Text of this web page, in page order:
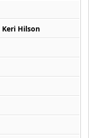
Keri Hilson